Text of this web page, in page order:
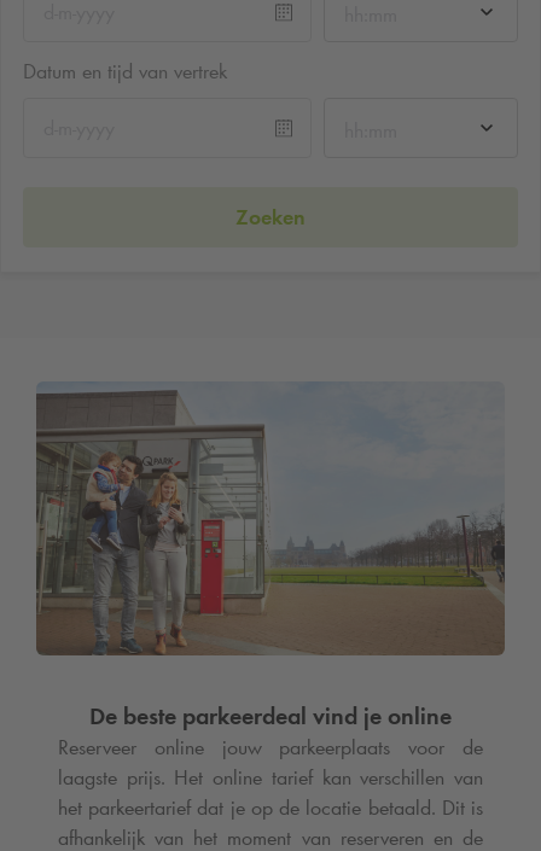
Datum en tijd van vertrek
Zoeken
De beste parkeerdeal vind je online
Reserveer online jouw parkeerplaats voor de
laagste prijs. Het online tarief kan verschillen van
het parkeertarief dat je op de locatie betaald. Dit is
afhankelijk van het moment van reserveren en de